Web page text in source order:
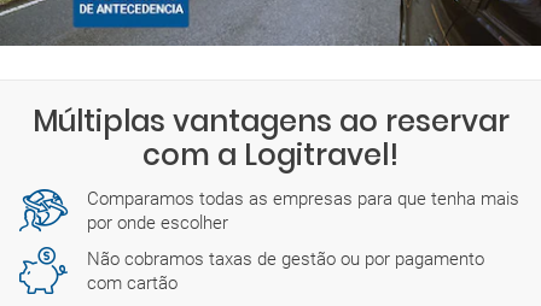
Múltiplas vantagens ao reservar
com a Logitravel!
Comparamos todas as empresas para que tenha mais
por onde escolher
Não cobramos taxas de gestão ou por pagamento
com cartão